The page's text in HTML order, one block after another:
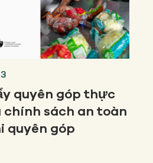
quyên góp thực
chính sách an toàn
quyên góp